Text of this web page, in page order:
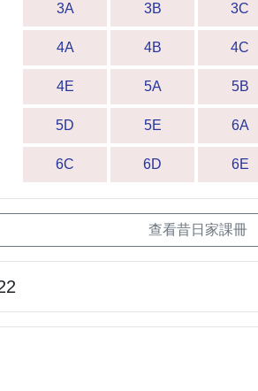
3A 3B 3C
4A 4B 4C
4E 5A 5B
5D 5E 6A
6C 6D 6E
查看昔日家課冊